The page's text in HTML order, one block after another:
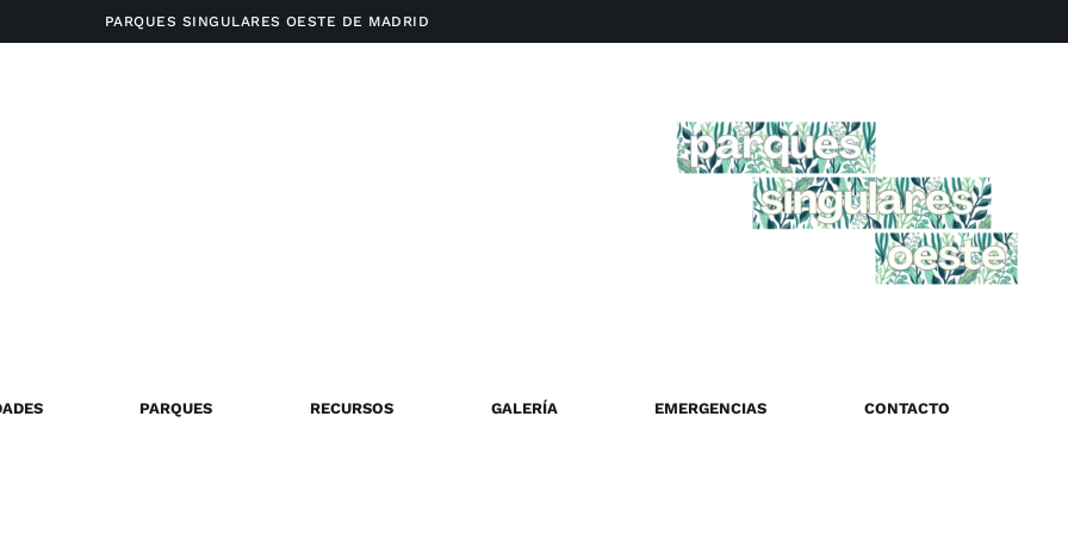
PARQUES SINGULARES OESTE DE MADRID
PARQUES RECURSOS GALERÍA EMERGENCIAS CONTACTO